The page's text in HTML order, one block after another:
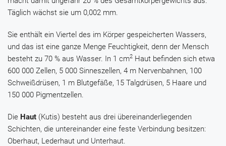
Täglich wächst sie um 0,002 mm.
Sie enthält ein Viertel des im Körper gespeicherten Wassers,
und das ist eine ganze Menge Feuchtigkeit, denn der Mensch
besteht zu 70 % aus Wasser. In 1 cm2 Haut befinden sich etwa
600 000 Zellen, 5 000 Sinneszellen, 4 m Nervenbahnen, 100
Schweißdrüsen, 1 m Blutgefäße, 15 Talgdrüsen, 5 Haare und
150 000 Pigmentzellen.
Die Haut (Kutis) besteht aus drei übereinanderliegenden
Schichten, die untereinander eine feste Verbindung besitzen:
Oberhaut, Lederhaut und Unterhaut.